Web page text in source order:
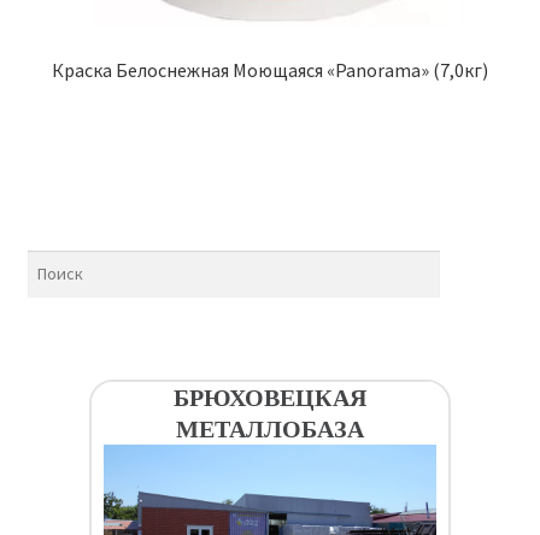
Краска Белоснежная Моющаяся «Panorama» (7,0кг)
БРЮХОВЕЦКАЯ
МЕТАЛЛОБАЗА